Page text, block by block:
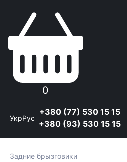
0
УкрРус
+380 (77) 530 15 15
+380 (93) 530 15 15
Задние брызговики